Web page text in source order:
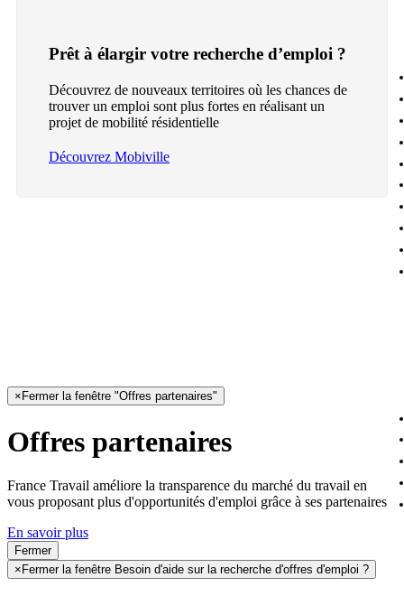
Prêt à élargir votre recherche d’emploi ?
Découvrez de nouveaux territoires où les chances de
trouver un emploi sont plus fortes en réalisant un
projet de mobilité résidentielle
Découvrez Mobiville
× Fermer la fenêtre "Offres partenaires"
Offres partenaires
France Travail améliore la transparence du marché du travail en
vous proposant plus d'opportunités d'emploi grâce à ses partenaires
En savoir plus
Fermer
× Fermer la fenêtre Besoin d'aide sur la recherche d'offres d'emploi ?